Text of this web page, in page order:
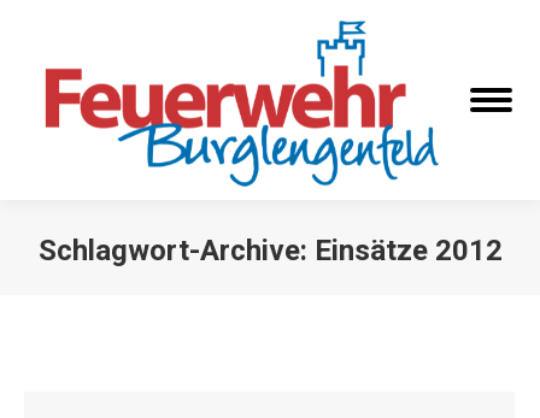
Schlagwort-Archive: Einsätze 2012